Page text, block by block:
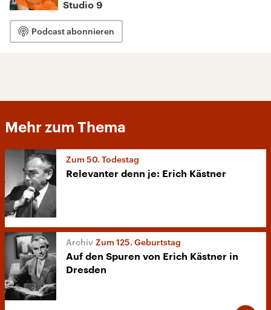
Studio 9
Podcast abonnieren
Mehr zum Thema
Zum 50. Todestag
Relevanter denn je: Erich Kästner
Zum 125. Geburtstag
Auf den Spuren von Erich Kästner in
Dresden